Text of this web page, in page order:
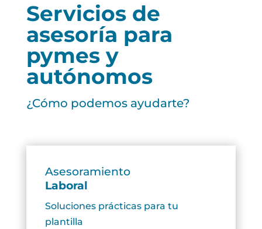
Servicios de
asesoría para
pymes y
autónomos
¿Cómo podemos ayudarte?
Asesoramiento
Laboral
Soluciones prácticas para tu
plantilla